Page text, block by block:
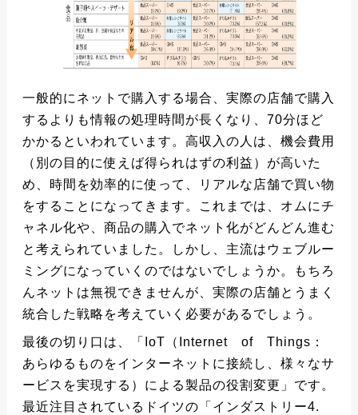
一般的にネットで購入する場合、実際の店舗で購入
するよりも情報の処理時間が長くなり、70分ほど
かかるといわれています。高収入の人は、機会費用
（別の目的に使えば得られはずの利益）が高いた
め、時間を効率的に使って、リアルな店舗で買い物
をすることになってきます。これまでは、オムにチ
ャネル化や、商品の購入でネット化がどんどん進む
と考えられていました。しかし、主流はウェブルー
ミングになっていくのではないでしょうか。もちろ
んネットは無視できませんが、実際の店舗とうまく
統合した戦略を考えていく必要があるでしょう。
最後の切り口は、「IoT（Internet of Things：
あらゆるものをインターネットに接続し、様々なサ
ービスを実現する）による製品の役割変更」です。
最近注目されているドイツの「インダストリー4.